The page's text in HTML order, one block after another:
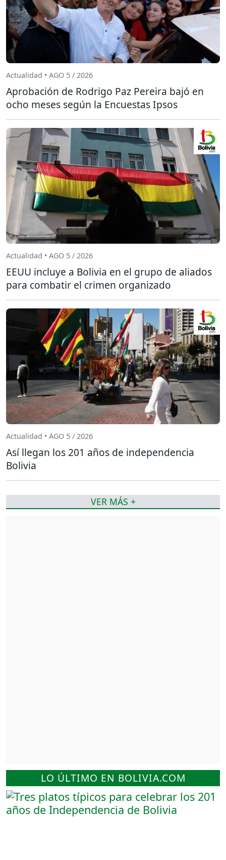
LO ÚLTIMO EN BOLIVIA.COM
Actualidad • AGO 5 / 2026
Aprobación de Rodrigo Paz Pereira bajó en
ocho meses según la Encuestas Ipsos
Actualidad • AGO 5 / 2026
EEUU incluye a Bolivia en el grupo de aliados
para combatir el crimen organizado
Actualidad • AGO 5 / 2026
Así llegan los 201 años de independencia
Bolivia
VER MÁS +